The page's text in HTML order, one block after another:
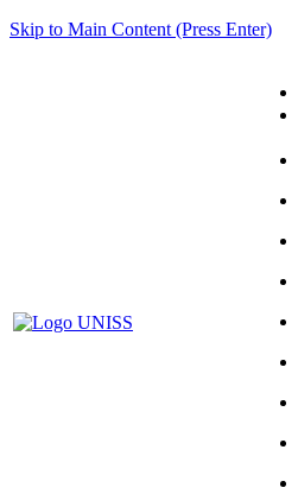
Skip to Main Content (Press Enter)